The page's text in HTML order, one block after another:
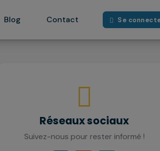
Blog Contact Se
Réseaux sociaux
Suivez-nous pour rester informé !